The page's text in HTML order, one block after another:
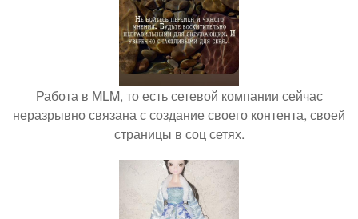
Работа в MLM, то есть сетевой компании сейчас
неразрывно связана с создание своего контента, своей
страницы в соц сетях.